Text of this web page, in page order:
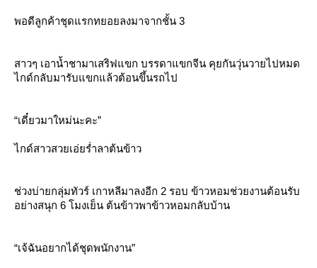
พอดีลูกค้าชุดแรกทยอยลงมาจากชั้น 3
สาวๆ เอาน้ำชามาเสริฟแขก บรรดาแขกจีน คุยกันวุ่นวายไปหมด
ไกด์กลับมารับแขกแล้วต้อนขึ้นรถไป
“เดี๋ยวมาใหม่นะคะ”
ไกด์สาวสวยเอ่ยร่ำลาต้นข้าว
ช่วงบ่ายกลุ่มทัวร์ เกาหลีมาลงอีก 2 รอบ ข้าวหอมช่วยงานต้อนรับ
อย่างสนุก 6 โมงเย็น ต้นข้าวพาข้าวหอมกลับบ้าน
“เจ้ฉันอยากได้ชุดพนักงาน”